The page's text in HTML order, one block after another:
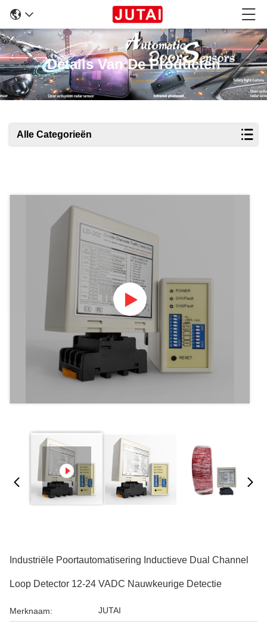
Details Van De Producten
Alle Categorieën
Industriële Poortautomatisering Inductieve Dual Channel
Loop Detector 12-24 VADC Nauwkeurige Detectie
Merknaam: JUTAI